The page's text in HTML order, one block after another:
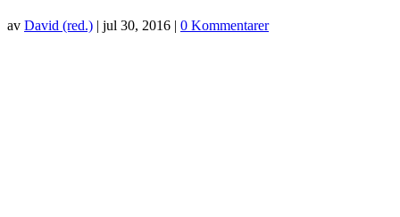
av David (red.) | jul 30, 2016 | 0 Kommentarer